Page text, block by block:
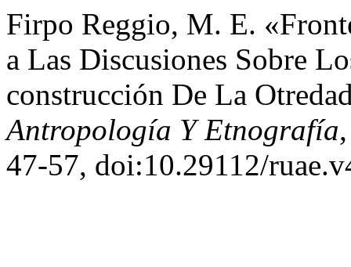
Firpo Reggio, M. E.
a Las Discusiones Sobre
construcción De La
Antropología Y Etnografía
47-57, doi:10.29112/